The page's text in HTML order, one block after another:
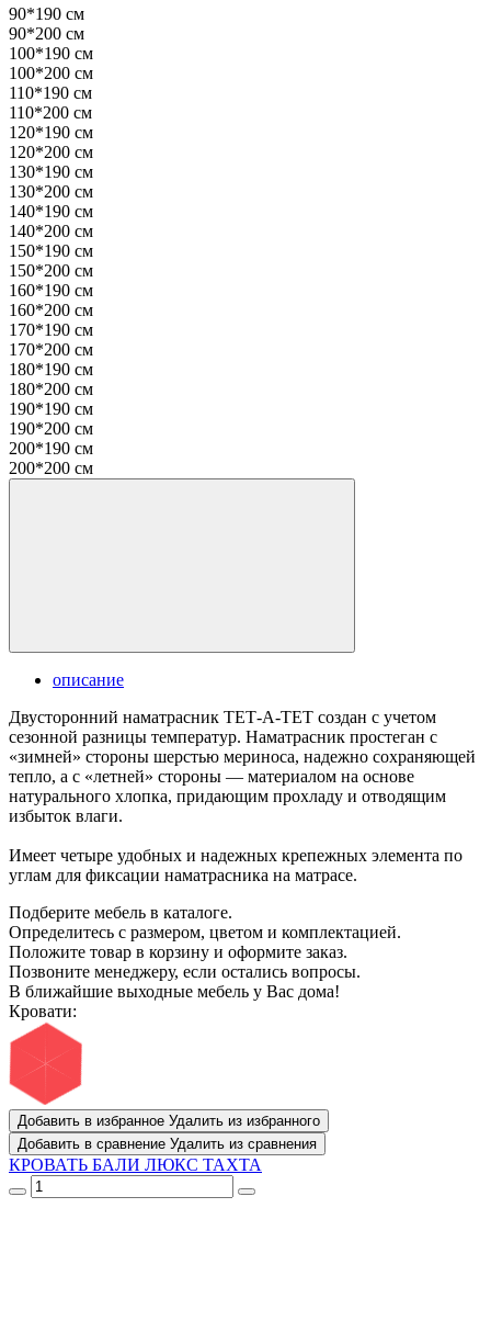
90*190 см
90*200 см
100*190 см
100*200 см
110*190 см
110*200 см
120*190 см
120*200 см
130*190 см
130*200 см
140*190 см
140*200 см
150*190 см
150*200 см
160*190 см
160*200 см
170*190 см
170*200 см
180*190 см
180*200 см
190*190 см
190*200 см
200*190 см
200*200 см
описание
Двусторонний наматрасник ТЕТ-А-ТЕТ создан с учетом
сезонной разницы температур. Наматрасник простеган с
«зимней» стороны шерстью мериноса, надежно сохраняющей
тепло, а с «летней» стороны — материалом на основе
натурального хлопка, придающим прохладу и отводящим
избыток влаги.
Имеет четыре удобных и надежных крепежных элемента по
углам для фиксации наматрасника на матрасе.
Подберите мебель в каталоге.
Определитесь с размером, цветом и комплектацией.
Положите товар в корзину и оформите заказ.
Позвоните менеджеру, если остались вопросы.
В ближайшие выходные мебель у Вас дома!
Кровати:
Добавить в избранное Удалить из избранного
Добавить в сравнение Удалить из сравнения
КРОВАТЬ БАЛИ ЛЮКС ТАХТА